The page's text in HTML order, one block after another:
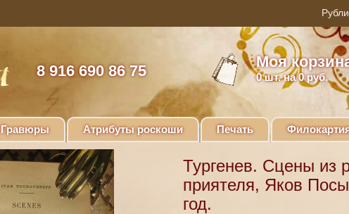
8 916 690 86 75
Моя
0шт. на 0 руб.
Гравюры Атрибуты роскоши Печать
Тургенев. Сцены из
приятеля, Яков
год.